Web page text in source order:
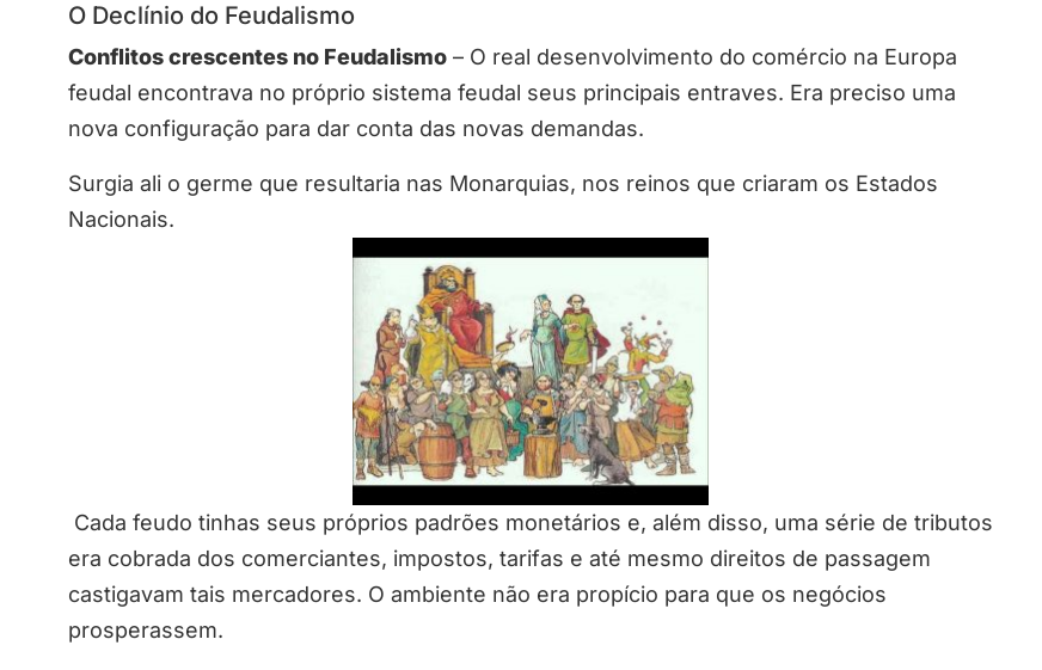
O Declínio do Feudalismo
Conflitos crescentes no Feudalismo – O real desenvolvimento do comércio na Europa
feudal encontrava no próprio sistema feudal seus principais entraves. Era preciso uma
nova configuração para dar conta das novas demandas.
Surgia ali o germe que resultaria nas Monarquias, nos reinos que criaram os Estados
Nacionais.
Cada feudo tinhas seus próprios padrões monetários e, além disso, uma série de tributos
era cobrada dos comerciantes, impostos, tarifas e até mesmo direitos de passagem
castigavam tais mercadores. O ambiente não era propício para que os negócios
prosperassem.